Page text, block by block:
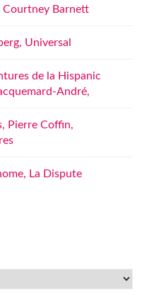
Courtney Barnett
Universal
de la Hispanic
André,
Pierre Coffin,
La Dispute